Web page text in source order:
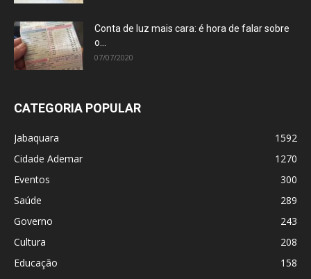
Conta de luz mais cara: é hora de falar sobre
o...
07/07/2020
CATEGORIA POPULAR
Jabaquara
1592
Cidade Ademar
1270
Eventos
300
Saúde
289
Governo
243
Cultura
208
Educação
158